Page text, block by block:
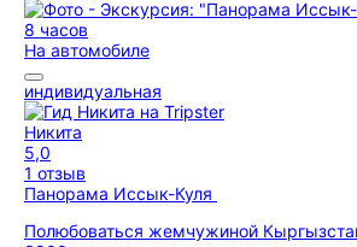
8 часов
На автомобиле
индивидуальная
Никита
5,0
1 отзыв
Панорама Иссык-Куля
Полюбоваться жемчужиной